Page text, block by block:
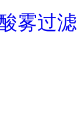
雾过滤